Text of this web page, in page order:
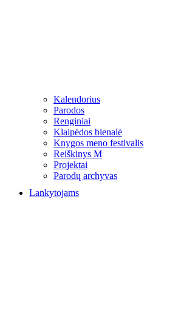
Kalendorius
Parodos
Renginiai
Klaipėdos bienalė
Knygos meno festivalis
Reiškinys M
Projektai
Parodų archyvas
Lankytojams